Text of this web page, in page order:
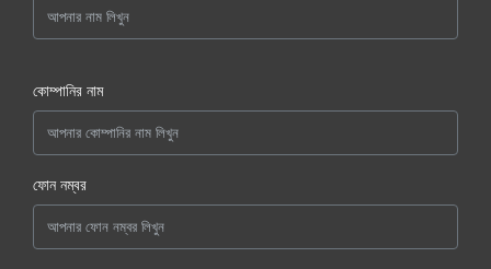
কোম্পানির নাম
ফোন নম্বর